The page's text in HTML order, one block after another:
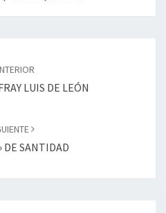
LUIS DE LEÓN
DE SANTIDAD